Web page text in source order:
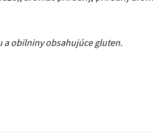
obilniny obsahujúce gluten.